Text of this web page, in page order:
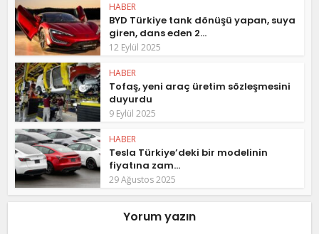
HABER
BYD Türkiye tank dönüşü yapan, suya
giren, dans eden 2...
12 Eylül 2025
HABER
Tofaş, yeni araç üretim sözleşmesini
duyurdu
9 Eylül 2025
HABER
Tesla Türkiye’deki bir modelinin
fiyatına zam...
29 Ağustos 2025
Yorum yazın